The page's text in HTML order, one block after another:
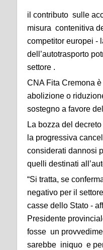
il contributo sulle
misura contenitiva
competitor europei -
dell’autotrasporto
settore .
CNA Fita Cremona
abolizione o
sostegno a favore
La bozza del
la progressiva
considerati dannosi
quelli destinati
“Si tratta, se
negativo per il
casse dello Stato -
Presidente
fosse un
sarebbe iniquo e